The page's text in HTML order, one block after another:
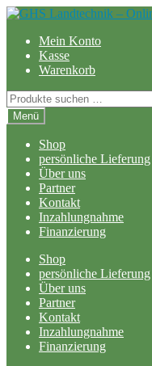
Zur
springen
Zum
springenMein Konto
Kasse
Warenkorb
Suchen
nach:
Menü
Shop
persönliche Lieferung
Über uns
Partner
Kontakt
Inzahlungnahme
Finanzierung
Shop
persönliche Lieferung
Über uns
Partner
Kontakt
Inzahlungnahme
Finanzierung